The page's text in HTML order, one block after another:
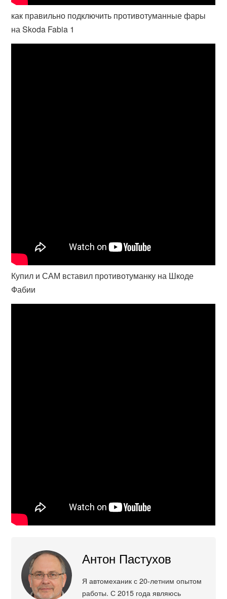
как правильно подключить противотуманные фары
на Skoda Fabia 1
Купил и САМ вставил противотуманку на Шкоде
Фабии
Антон Пастухов
Я автомеханик с 20-летним опытом
работы. С 2015 года являюсь